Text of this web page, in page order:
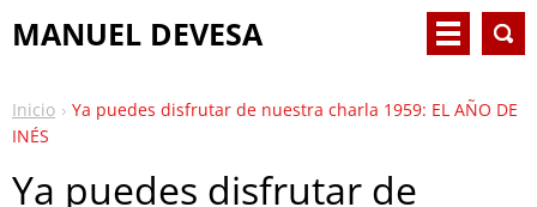
MANUEL DEVESA
Inicio
Ya puedes disfrutar de nuestra charla 1959: EL AÑO DE
INÉS
Ya puedes disfrutar de